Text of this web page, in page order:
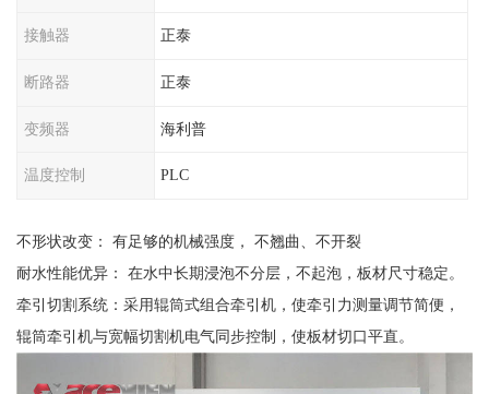
接触器 正泰
断路器 正泰
变频器 海利普
温度控制 PLC
不形状改变： 有足够的机械强度， 不翘曲、不开裂
耐水性能优异： 在水中长期浸泡不分层，不起泡，板材尺寸稳定。
牵引切割系统：采用辊筒式组合牵引机，使牵引力测量调节简便，
辊筒牵引机与宽幅切割机电气同步控制，使板材切口平直。